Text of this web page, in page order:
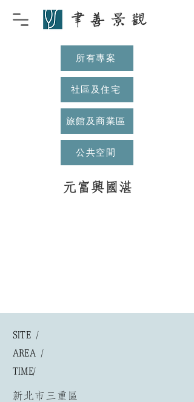
所有專案
社區及住宅
旅館及商業區
公共空間
元富興國湛
SITE /
AREA /
​TIME/
新北市三重區